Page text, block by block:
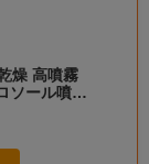
燥 高噴霧
ソール噴霧